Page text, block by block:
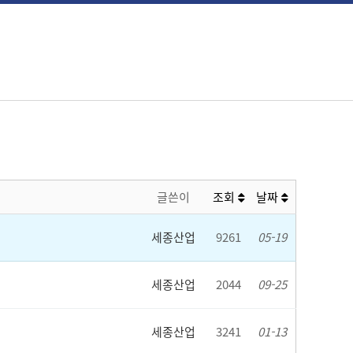
글쓴이 조회 날짜
세종산업 9261 05-19
세종산업 2044 09-25
세종산업 3241 01-13